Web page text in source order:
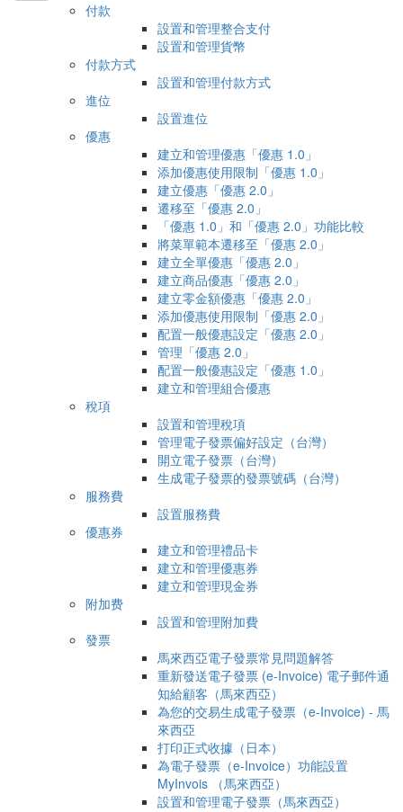
付款
設置和管理整合支付
設置和管理貨幣
付款方式
設置和管理付款方式
進位
設置進位
優惠
建立和管理優惠「優惠 1.0」
添加優惠使用限制「優惠 1.0」
建立優惠「優惠 2.0」
遷移至「優惠 2.0」
「優惠 1.0」和「優惠 2.0」功能比較
將菜單範本遷移至「優惠 2.0」
建立全單優惠「優惠 2.0」
建立商品優惠「優惠 2.0」
建立零金額優惠「優惠 2.0」
添加優惠使用限制「優惠 2.0」
配置一般優惠設定「優惠 2.0」
管理「優惠 2.0」
配置一般優惠設定「優惠 1.0」
建立和管理組合優惠
稅項
設置和管理稅項
管理電子發票偏好設定（台灣）
開立電子發票（台灣）
生成電子發票的發票號碼（台灣）
服務費
設置服務費
優惠券
建立和管理禮品卡
建立和管理優惠券
建立和管理現金券
附加费
設置和管理附加費
發票
馬來西亞電子發票常見問題解答
重新發送電子發票 (e-Invoice) 電子郵件通
知給顧客（馬來西亞）
為您的交易生成電子發票（e-Invoice) - 馬
來西亞
打印正式收據（日本）
為電子發票（e-Invoice）功能設置
MyInvois （馬來西亞）
設置和管理電子發票（馬來西亞）